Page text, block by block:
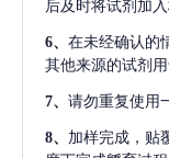
后及时将试剂加
6、 在未经确认的
其他来源的试剂用
7、 请勿重复使用
8、 加样完成，贴